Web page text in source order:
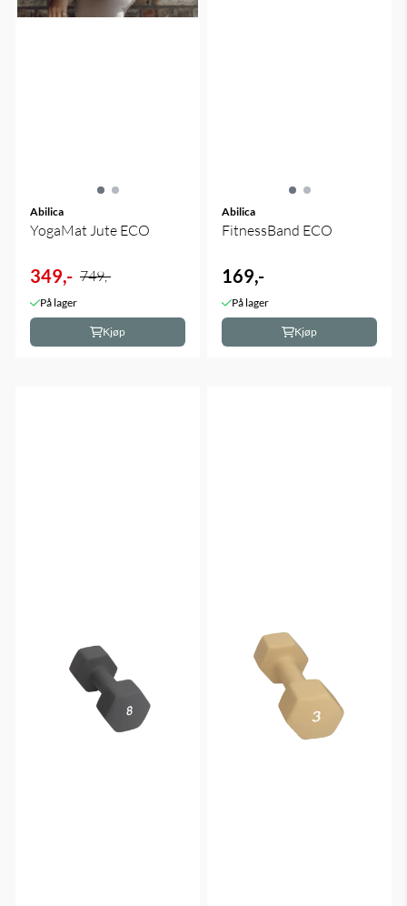
Abilica
YogaMat Jute ECO
349,- 749,-
På lager
Kjøp
Abilica
FitnessBand ECO
169,-
På lager
Kjøp